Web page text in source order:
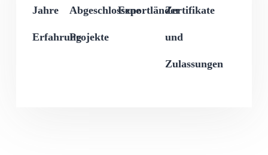
Jahre
Erfahrung
Abgeschlossene
Projekte
ExportländerZertifikate
und
Zulassungen